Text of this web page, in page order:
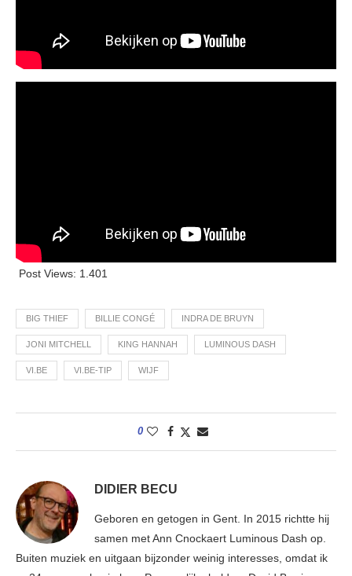
Post Views: 1.401
BIG THIEF BILLIE CONGÉ INDRA DE BRUYN
JONI MITCHELL KING HANNAH LUMINOUS DASH
VI.BE VI.BE-TIP WIJF
0
DIDIER BECU
Geboren en getogen in Gent. In 2015 richtte hij
samen met Ann Cnockaert Luminous Dash op.
Buiten muziek en uitgaan bijzonder weinig interesses, omdat ik